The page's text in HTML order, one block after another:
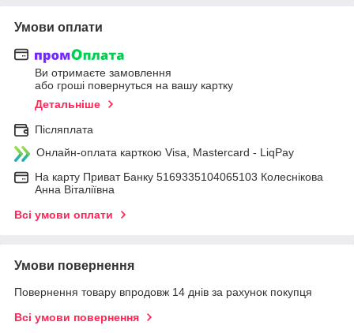
Умови оплати
Ви отримаєте замовлення
або гроші повернуться на вашу картку
Детальніше
Післяплата
Онлайн-оплата карткою Visa, Mastercard - LiqPay
На карту Приват Банку 5169335104065103 Колеснікова
Анна Віталіївна
Всі умови оплати
Умови повернення
Повернення товару впродовж 14 днів за рахунок покупця
Всі умови повернення